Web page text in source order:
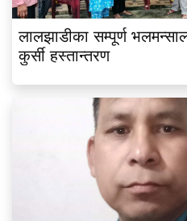
लालझाडीका सम्पूर्ण
कुर्सी हस्तान्तरण